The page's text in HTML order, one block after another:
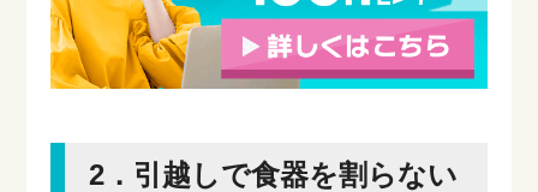
2．引越しで食器を割らない